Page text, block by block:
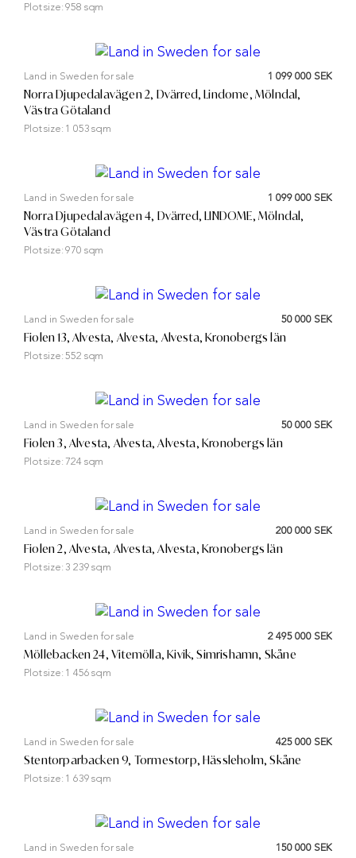
Plot size:958 sqm
Land in Sweden for sale 1 099 000 SEK
Norra Djupedalavägen 2, Dvärred, Lindome, Mölndal,
Västra Götaland
Plot size: 1 053 sqm
Land in Sweden for sale 1 099 000 SEK
Norra Djupedalavägen 4, Dvärred, LINDOME, Mölndal,
Västra Götaland
Plot size:970 sqm
Land in Sweden for sale 50 000 SEK
Fiolen 13, Alvesta, Alvesta, Alvesta, Kronobergs län
Plot size:552 sqm
Land in Sweden for sale 50 000 SEK
Fiolen 3, Alvesta, Alvesta, Alvesta, Kronobergs län
Plot size: 724 sqm
Land in Sweden for sale 200 000 SEK
Fiolen 2, Alvesta, Alvesta, Alvesta, Kronobergs län
Plot size: 3 239 sqm
Land in Sweden for sale 2 495 000 SEK
Möllebacken 24, Vitemölla, Kivik, Simrishamn, Skåne
Plot size: 1 456 sqm
Land in Sweden for sale 425 000 SEK
Stentorparbacken 9, Tormestorp, Hässleholm, Skåne
Plot size: 1 639 sqm
Land in Sweden for sale 150 000 SEK